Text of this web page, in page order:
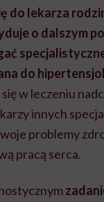
do lekarza
o dalszym
do
w leczeniu
innych
problemy
pracą serca.